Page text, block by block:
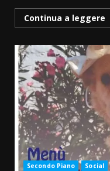
Continua a leggere
Secondo Piano Social